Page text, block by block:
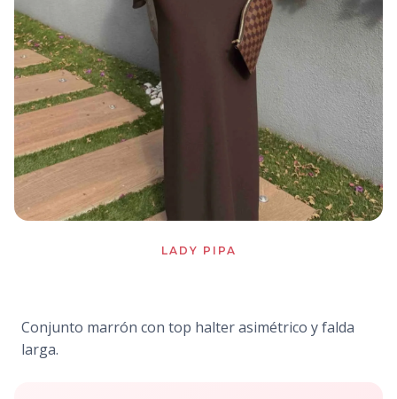
LADY PIPA
Conjunto marrón con top halter asimétrico y falda
larga.